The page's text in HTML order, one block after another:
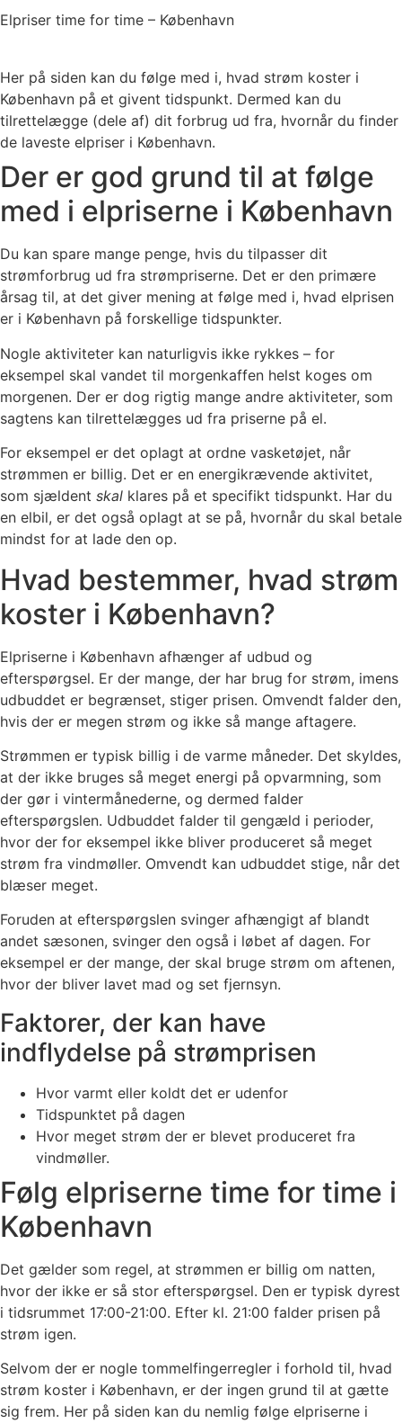
Elpriser time for time – København
Her på siden kan du følge med i, hvad strøm koster i
København på et givent tidspunkt. Dermed kan du
tilrettelægge (dele af) dit forbrug ud fra, hvornår du finder
de laveste elpriser i København.
Der er god grund til at følge
med i elpriserne i København
Du kan spare mange penge, hvis du tilpasser dit
strømforbrug ud fra strømpriserne. Det er den primære
årsag til, at det giver mening at følge med i, hvad elprisen
er i København på forskellige tidspunkter.
Nogle aktiviteter kan naturligvis ikke rykkes – for
eksempel skal vandet til morgenkaffen helst koges om
morgenen. Der er dog rigtig mange andre aktiviteter, som
sagtens kan tilrettelægges ud fra priserne på el.
For eksempel er det oplagt at ordne vasketøjet, når
strømmen er billig. Det er en energikrævende aktivitet,
som sjældent skal klares på et specifikt tidspunkt. Har du
en elbil, er det også oplagt at se på, hvornår du skal betale
mindst for at lade den op.
Hvad bestemmer, hvad strøm
koster i København?
Elpriserne i København afhænger af udbud og
efterspørgsel. Er der mange, der har brug for strøm, imens
udbuddet er begrænset, stiger prisen. Omvendt falder den,
hvis der er megen strøm og ikke så mange aftagere.
Strømmen er typisk billig i de varme måneder. Det skyldes,
at der ikke bruges så meget energi på opvarmning, som
der gør i vintermånederne, og dermed falder
efterspørgslen. Udbuddet falder til gengæld i perioder,
hvor der for eksempel ikke bliver produceret så meget
strøm fra vindmøller. Omvendt kan udbuddet stige, når det
blæser meget.
Foruden at efterspørgslen svinger afhængigt af blandt
andet sæsonen, svinger den også i løbet af dagen. For
eksempel er der mange, der skal bruge strøm om aftenen,
hvor der bliver lavet mad og set fjernsyn.
Faktorer, der kan have
indflydelse på strømprisen
Hvor varmt eller koldt det er udenfor
Tidspunktet på dagen
Hvor meget strøm der er blevet produceret fra
vindmøller.
Følg elpriserne time for time i
København
Det gælder som regel, at strømmen er billig om natten,
hvor der ikke er så stor efterspørgsel. Den er typisk dyrest
i tidsrummet 17:00-21:00. Efter kl. 21:00 falder prisen på
strøm igen.
Selvom der er nogle tommelfingerregler i forhold til, hvad
strøm koster i København, er der ingen grund til at gætte
sig frem. Her på siden kan du nemlig følge elpriserne i